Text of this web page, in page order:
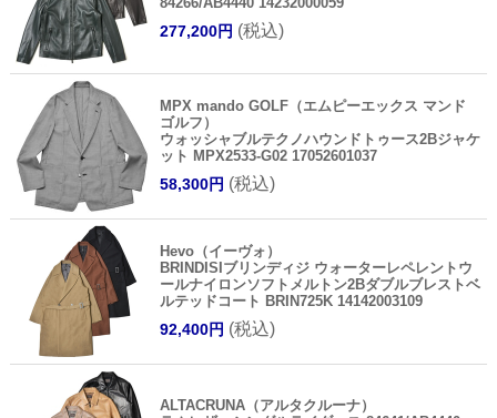
277,200円 (税込)
MPX mando GOLF（エムピーエックス マンド
ゴルフ）
ウォッシャブルテクノハウンドトゥース2Bジャケ
ット MPX2533-G02 17052601037
58,300円 (税込)
Hevo（イーヴォ）
BRINDISIブリンディジ ウォーターレペレントウ
ールナイロンソフトメルトン2Bダブルブレストベ
ルテッドコート BRIN725K 14142003109
92,400円 (税込)
ALTACRUNA（アルタクルーナ）